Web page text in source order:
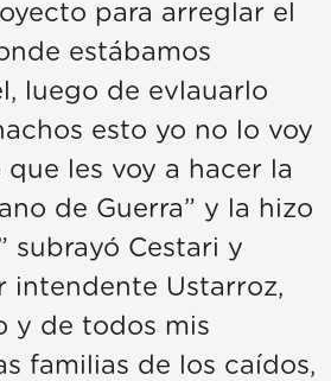
para arreglar el
estábamos
luego de evlauarlo
esto yo no lo voy
que les voy a hacer la
de Guerra” y la hizo
subrayó Cestari y
intendente Ustarroz,
y de todos mis
familias de los caídos,